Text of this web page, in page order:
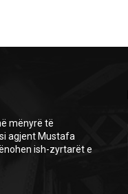
mënyrë të
agjent Mustafa
ish-zyrtarët e